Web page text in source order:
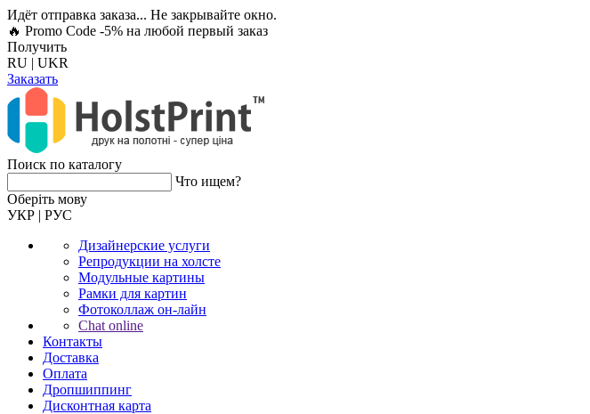
Идёт отправка заказа... Не закрывайте окно.
🔥 Promo Code -5% на любой первый заказ
Получить
RU | UKR
Заказать
Поиск по каталогу
Что ищем?
Оберiть мову
УКР | РУС
Дизайнерские услуги
Репродукции на холсте
Модульные картины
Рамки для картин
Фотоколлаж он-лайн
Chat online
Контакты
Доставка
Оплата
Дропшиппинг
Дисконтная карта